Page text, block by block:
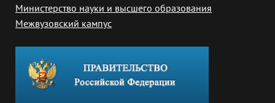
Министерство науки и высшего образования
Межвузовский кампус